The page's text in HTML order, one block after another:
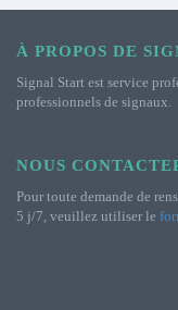
À PROPOS DE
Signal Start est service
professionnels de signaux.
NOUS
Pour toute demande de
5 j/7, veuillez utiliser le